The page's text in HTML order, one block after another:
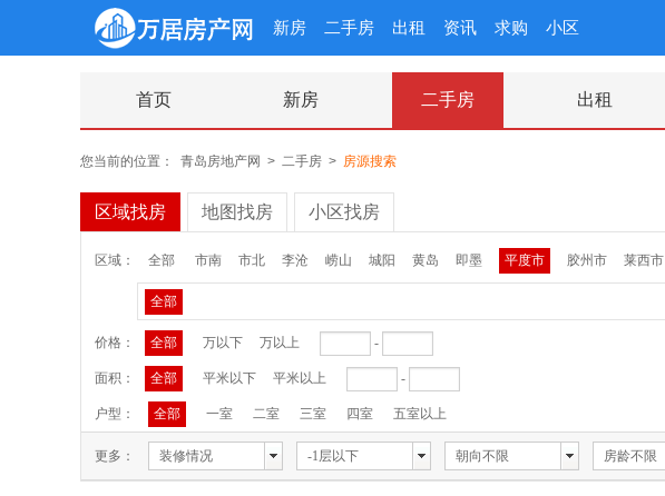
新房 二手房 出租 资讯 求购 小区
首页 新房 二手房 出租
您当前的位置： 青岛房地产网 > 二手房 > 房源搜索
区域找房 地图找房 小区找房
区域： 全部 市南 市北 李沧 崂山 城阳 黄岛 即墨 平度市 胶州市 莱西市
全部
价格： 全部 万以下 万以上 -
面积： 全部 平米以下 平米以上 -
户型： 全部 一室 二室 三室 四室 五室以上
更多： 装修情况 -1层以下 朝向不限 房龄不限